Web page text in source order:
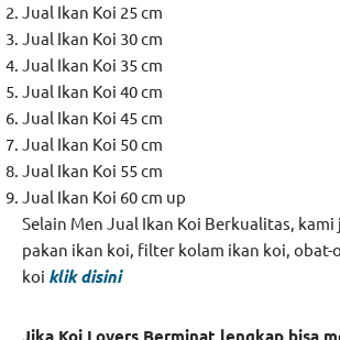
Jual Ikan Koi 25 cm
Jual Ikan Koi 30 cm
Jual Ikan Koi 35 cm
Jual Ikan Koi 40 cm
Jual Ikan Koi 45 cm
Jual Ikan Koi 50 cm
Jual Ikan Koi 55 cm
Jual Ikan Koi 60 cm up
Selain Men Jual Ikan Koi Berkualitas, kami
pakan ikan koi, filter kolam ikan koi,
koi klik disini